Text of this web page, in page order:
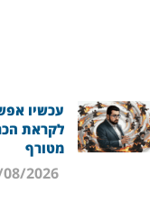
עכשיו
לקראת
מטורף